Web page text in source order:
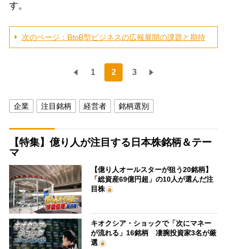
す。
次のページ：BtoB型ビジネスの広報展開の課題と期待
1 2 3
企業 注目銘柄 経営者 銘柄選別
【特集】億り人が注目する日本株銘柄＆テー
マ
【億り人オールスターが狙う20銘柄】
「総資産69億円超」の10人が選んだ注
目株
キオクシア・ショックで「次にマネー
が流れる」16銘柄 凄腕投資家3名が厳
選